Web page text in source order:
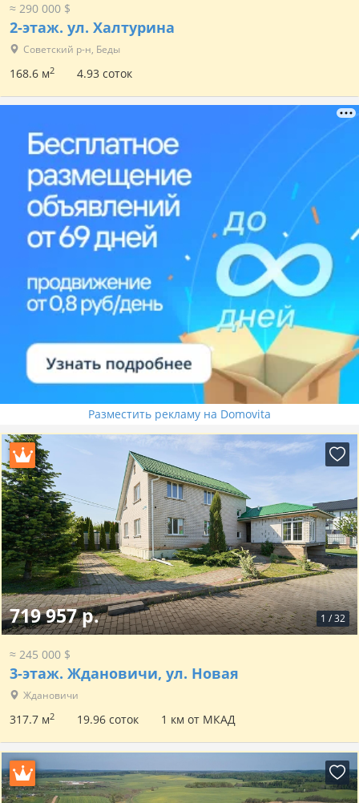
≈ 290 000 $
2-этаж. ул. Халтурина
Советский р-н, Беды
168.6 м2 4.93 соток
Разместить рекламу на Domovita
1 /32
719 957 р.
≈ 245 000 $
3-этаж. Ждановичи, ул. Новая
Ждановичи
317.7 м2 19.96 соток 1 км от МКАД